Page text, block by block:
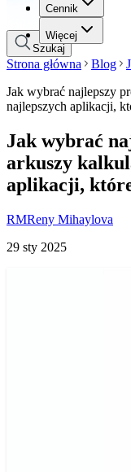
Cennik
Więcej
Cennik
Szukaj
Strona główna Blog
Jak wybrać najlepszy
najlepszych aplikacji,
Jak wybrać
arkuszy
aplikacji,
RMReny Mihaylova
29 sty 2025